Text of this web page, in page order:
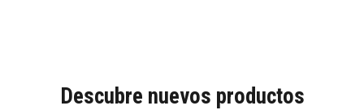
Descubre nuevos productos